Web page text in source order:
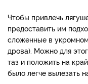
Чтобы привлечь
предоставить им
сложенные в
дрова). Можно для
таз и положить на
было легче вылезать